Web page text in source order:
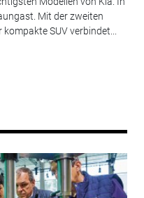
Mit der zweiten
SUV verbindet...